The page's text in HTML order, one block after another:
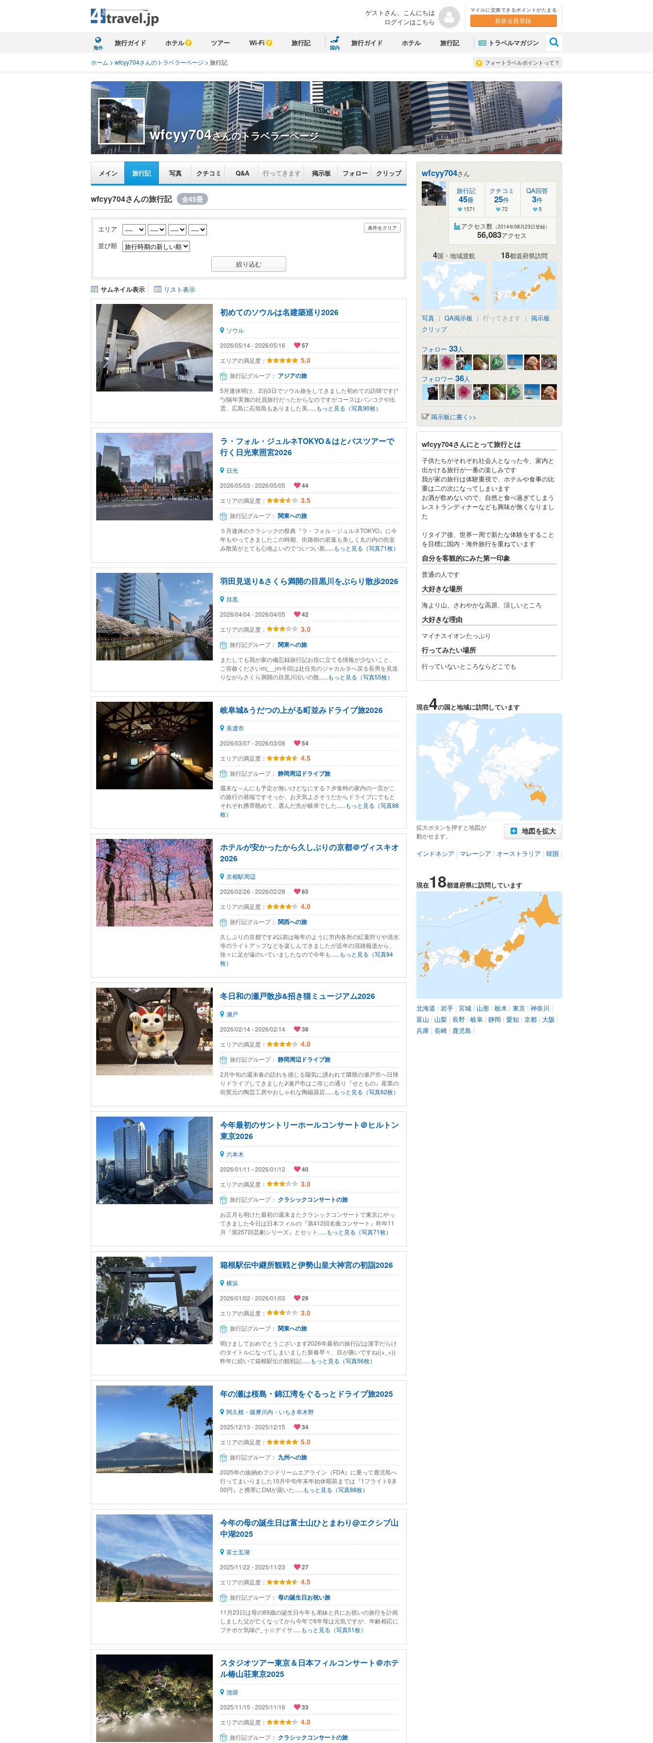
ゲストさん、こんにちは
ログインはこちら
マイルに交換できるポイントがたまる
新規会員登録
海外
旅行ガイド ホテル ツアー Wi-Fi 旅行記
国内
旅行ガイド ホテル 旅行記 トラベルマガジン
フォートラベルポイントって？
ホーム > wfcyy704さんのトラベラーページ > 旅行記
wfcyy704さんのトラベラーページ
メイン 旅行記 写真 クチコミ Q&A 行ってきます 掲示板 フォロー クリップ
wfcyy704さんの旅行記 全45冊
条件をクリア
エリア
並び順
サムネイル表示 リスト表示
初めてのソウルは名建築巡り2026
ソウル
2026/05/14 - 2026/05/16
57
エリアの満足度： 5.0
旅行記グループ： アジアの旅
5月連休明け、2泊3日でソウル旅をしてきました初めての訪韓です(^
^)/隔年実施の社員旅行だったからなのですがコースはバンコクや出
雲、広島に石垣島もありました美......もっと見る（写真90枚）
ラ・フォル・ジュルネTOKYO＆はとバスツアーで
行く日光東照宮2026
日光
2026/05/03 - 2026/05/05
44
エリアの満足度： 3.5
旅行記グループ： 関東への旅
５月連休のクラシックの祭典『ラ・フォル・ジュルネTOKYO』に今
年もやってきましたこの時期、街路樹の若葉も美しく丸の内の街並
み散策がとても心地よいのでついつい新......もっと見る（写真71枚）
羽田見送り&さくら満開の目黒川をぶらり散歩2026
目黒
2026/04/04 - 2026/04/05
42
エリアの満足度： 3.0
旅行記グループ： 関東への旅
またしても我が家の備忘録旅行記お役に立てる情報が少ないこと、
ご容赦くださいm(__)m今回は赴任先のジャカルタへ戻る長男を見送
りながらさくら満開の目黒川沿いの散......もっと見る（写真55枚）
岐阜城&うだつの上がる町並みドライブ旅2026
美濃市
2026/03/07 - 2026/03/08
54
エリアの満足度： 4.5
旅行記グループ： 静岡周辺ドライブ旅
週末な～んにも予定が無いけどなにする？夕食時の家内の一言がこ
の旅行の発端ですそっか、お天気よさそうだからドライブにでもと
それぞれ携帯眺めて、選んだ先が岐阜でした......もっと見る（写真88
枚）
ホテルが安かったから久しぶりの京都＠ヴィスキオ
2026
京都駅周辺
2026/02/26 - 2026/02/28
65
エリアの満足度： 4.0
旅行記グループ： 関西への旅
久しぶりの京都です♪以前は毎年のように市内各所の紅葉狩りや清水
寺のライトアップなどを楽しんできましたが近年の混雑報道から、
徐々に足が遠のいていましたなので今年も......もっと見る（写真94
枚）
冬日和の瀬戸散歩&招き猫ミュージアム2026
瀬戸
2026/02/14 - 2026/02/14
38
エリアの満足度： 4.0
旅行記グループ： 静岡周辺ドライブ旅
2月中旬の週末春の訪れを感じる陽気に誘われて隣県の瀬戸市へ日帰
りドライブしてきました♪瀬戸市はご存じの通り『せともの』産業の
街窯元の陶芸工房やおしゃれな陶磁器店......もっと見る（写真62枚）
今年最初のサントリーホールコンサート＠ヒルトン
東京2026
六本木
2026/01/11 - 2026/01/12
40
エリアの満足度： 3.0
旅行記グループ： クラシックコンサートの旅
お正月も明けた最初の週末またクラシックコンサートで東京にやっ
てきました今日は日本フィルの『第412回名曲コンサート』昨年11
月『第257回芸劇シリーズ』とセット......もっと見る（写真71枚）
箱根駅伝中継所観戦と伊勢山皇大神宮の初詣2026
横浜
2026/01/02 - 2026/01/03
29
エリアの満足度： 3.0
旅行記グループ： 関東への旅
明けましておめでとうございます2026年最初の旅行記は漢字だらけ
のタイトルになってしまいました新春早々、目が痛いですね((+_+))
昨年に続いて箱根駅伝の観戦記......もっと見る（写真56枚）
年の瀬は桜島・錦江湾をぐるっとドライブ旅2025
阿久根・薩摩川内・いちき串木野
2025/12/13 - 2025/12/15
34
エリアの満足度： 5.0
旅行記グループ： 九州への旅
2025年の旅納めフジドリームエアライン（FDA）に乗って鹿児島へ
行ってまいりました10月中旬年末年始休暇前までは『1フライト9,8
00円』と携帯にDMが届いた......もっと見る（写真88枚）
今年の母の誕生日は富士山ひとまわり@エクシブ山
中湖2025
富士五湖
2025/11/22 - 2025/11/23
27
エリアの満足度： 4.5
旅行記グループ： 母の誕生日お祝い旅
11月23日は母の89歳の誕生日今年も弟妹と共にお祝いの旅行を計画
しました父が亡くなってから今年で6年母は元気ですが、年齢相応に
プチボケ気味(^_-)-☆デイサ......もっと見る（写真51枚）
スタジオツアー東京＆日本フィルコンサート＠ホテ
ル椿山荘東京2025
池袋
2025/11/15 - 2025/11/16
33
エリアの満足度： 4.0
旅行記グループ： クラシックコンサートの旅
wfcyy704さん
旅行記
45冊
1571
クチコミ
25件
72
QA回答
3件
5
アクセス数 （2014年08月23日登録）
56,083アクセス
4国・地域渡航 18都道府県訪問
写真 | QA掲示板 | 行ってきます | 掲示板
クリップ
フォロー 33人
フォロワー 36人
掲示板に書く>>
wfcyy704さんにとって旅行とは
子供たちがそれぞれ社会人となった今、家内と
出かける旅行が一番の楽しみです
我が家の旅行は体験重視で、ホテルや食事の比
重は二の次になってしまいます
お酒が飲めないので、自然と食べ過ぎてしまう
レストランディナーなども興味が無くなりまし
た
リタイア後、世界一周で新たな体験をすること
を目標に国内・海外旅行を重ねています
自分を客観的にみた第一印象
普通の人です
大好きな場所
海より山、さわやかな高原、涼しいところ
大好きな理由
マイナスイオンたっぷり
行ってみたい場所
行っていないところならどこでも
現在4の国と地域に訪問しています
拡大ボタンを押すと地図が
動かせます。
地図を拡大
インドネシア | マレーシア | オーストラリア | 韓国 |
現在18都道府県に訪問しています
北海道 | 岩手 | 宮城 | 山形 | 栃木 | 東京 | 神奈川 |
富山 | 山梨 | 長野 | 岐阜 | 静岡 | 愛知 | 京都 | 大阪 |
兵庫 | 長崎 | 鹿児島 |